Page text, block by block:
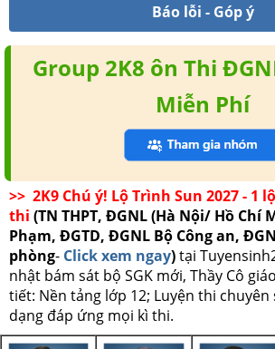
Báo lỗi - Góp ý
Group 2K8 ôn Thi
Miễn Phí
>> 2K9 Chú ý! Lộ Trình Sun 2027 - 1
thi (TN THPT, ĐGNL (Hà Nội/ Hồ Chí
Phạm, ĐGTD, ĐGNL Bộ Công an,
phòng- Click xem ngay)tại
nhật bám sát bộ SGK mới, Thầy Cô
tiết: Nền tảng lớp 12; Luyện thi chuyên
dạng đáp ứng mọi kì thi.